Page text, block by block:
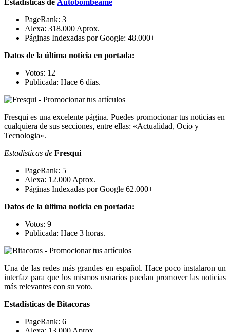
Estadísticas de Autobombeame
PageRank: 3
Alexa: 318.000 Aprox.
Páginas Indexadas por Google: 48.000+
Datos de la última noticia en portada:
Votos: 12
Publicada: Hace 6 días.
Fresqui es una excelente página. Puedes promocionar tus noticias en
cualquiera de sus secciones, entre ellas: «Actualidad, Ocio y
Tecnologia».
Estadísticas de Fresqui
PageRank: 5
Alexa: 12.000 Aprox.
Páginas Indexadas por Google 62.000+
Datos de la última noticia en portada:
Votos: 9
Publicada: Hace 3 horas.
Una de las redes más grandes en español. Hace poco instalaron un
interfaz para que los mismos usuarios puedan promover las noticias
más relevantes con su voto.
Estadísticas de Bitacoras
PageRank: 6